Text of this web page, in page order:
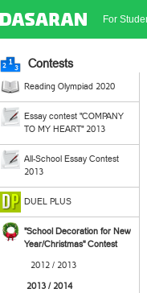
For
Contests
Reading Olympiad 2020
Essay contest "COMPANY
TO MY HEART" 2013
All-School Essay Contest
2013
DUEL PLUS
"School Decoration for New
Year/Christmas" Contest
2012 / 2013
2013 / 2014